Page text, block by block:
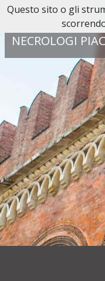
Reperibilità H24:
NECROLOGI
Questo sito o gli